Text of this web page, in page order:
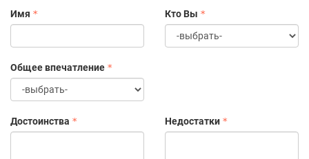
Имя Кто Вы
Общее впечатление
Достоинства Недостатки